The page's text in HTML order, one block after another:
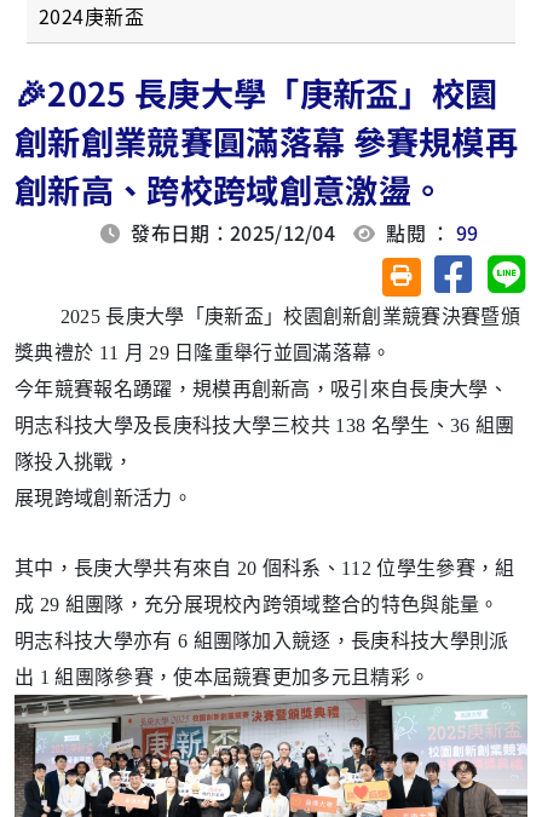
2024庚新盃
🎉2025 長庚大學「庚新盃」校園
創新創業競賽圓滿落幕 參賽規模再
創新高、跨校跨域創意激盪。
發布日期：2025/12/04 點閱 ：99
友善列印(另開視
分享至
2025 長庚大學「庚新盃」校園創新創業競賽決賽暨頒
獎典禮於 11 月 29 日隆重舉行並圓滿落幕。
今年競賽報名踴躍，規模再創新高，吸引來自長庚大學、
明志科技大學及長庚科技大學三校共 138 名學生、36 組團
隊投入挑戰，
展現跨域創新活力。
其中，長庚大學共有來自 20 個科系、 112位學生參賽，組
成 29 組團隊 ，充分展現校內跨領域整合的特色與能量。
明志科技大學亦有 6 組團隊加入競逐，長庚科技大學則派
出 1組團隊參賽，使本屆競賽更加多元且精彩。